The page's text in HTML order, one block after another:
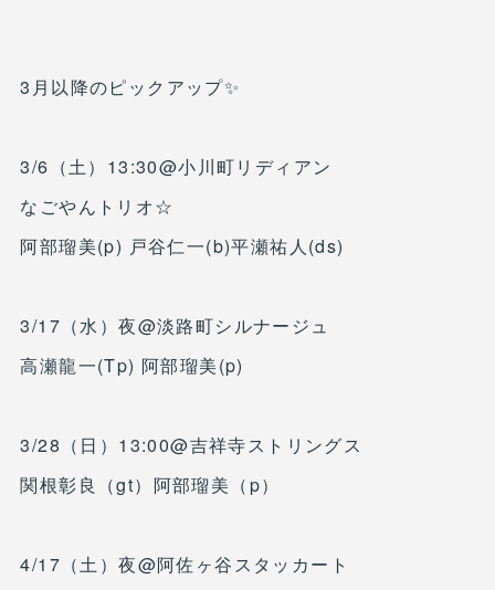
3月以降のピックアップ✨
3/6（土）13:30@小川町リディアン
なごやんトリオ☆
阿部瑠美(p) 戸谷仁一(b)平瀬祐人(ds)
3/17（水）夜@淡路町シルナージュ
高瀬龍一(Tp) 阿部瑠美(p)
3/28（日）13:00@吉祥寺ストリングス
関根彰良（gt）阿部瑠美（p）
4/17（土）夜@阿佐ヶ谷スタッカート